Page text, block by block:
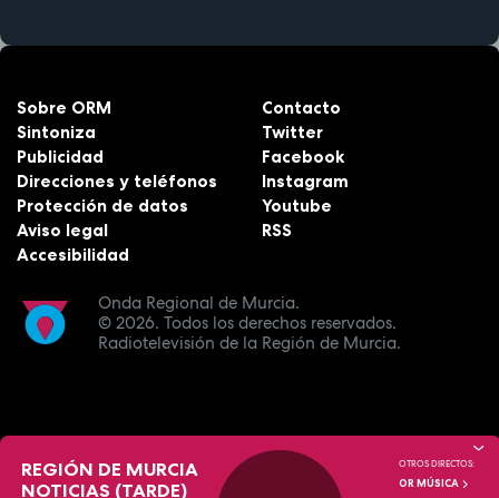
Onda Regional de Murcia.
© 2026. Todos los derechos reservados.
Radiotelevisión de la Región de Murcia.
Sobre ORM
Sintoniza
Publicidad
Direcciones y teléfonos
Protección de datos
Aviso legal
Accesibilidad
Contacto
Twitter
Facebook
Instagram
Youtube
RSS
REGIÓN DE MURCIA
NOTICIAS (TARDE)
OTROS DIRECTOS:
OR MÚSICA